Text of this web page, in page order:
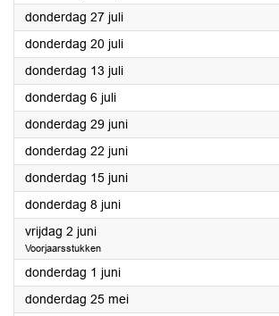
donderdag 27 juli2023
donderdag 20 juli2023
donderdag 13 juli2023
donderdag 6 juli2023
donderdag 29 juni2023
donderdag 22 juni2023
donderdag 15 juni2023
donderdag 8 juni2023
vrijdag 2 juni2023
Voorjaarsstukken
donderdag 1 juni2023
donderdag 25 mei2023